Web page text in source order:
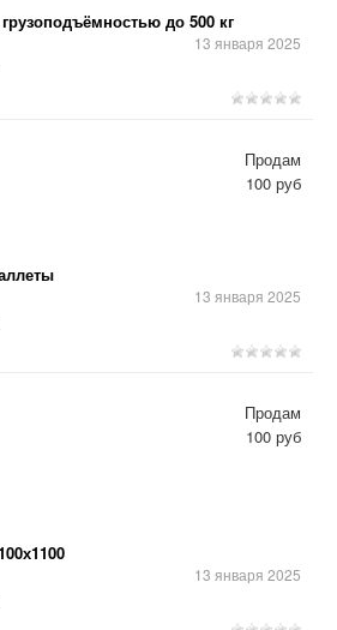
до 500 кг
13 января 2025
13 января 2025
Продам
100 руб
13 января 2025
Продам
100 руб